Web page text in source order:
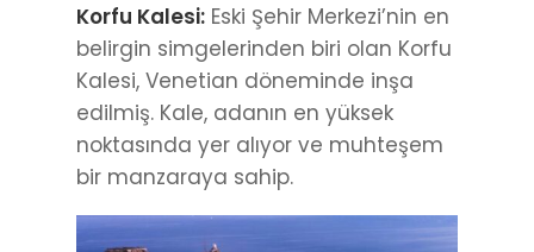
Korfu Kalesi: Eski Şehir Merkezi’nin en
belirgin simgelerinden biri olan Korfu
Kalesi, Venetian döneminde inşa
edilmiş. Kale, adanın en yüksek
noktasında yer alıyor ve muhteşem
bir manzaraya sahip.